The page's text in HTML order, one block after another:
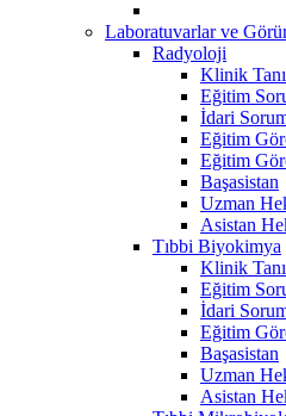
Laboratuvarlar ve
Radyoloji
Klinik
Eğitim
İdari
Eğitim
Eğitim
Başasistan
Uzman
Asistan
Tıbbi Biyokimya
Klinik
Eğitim
İdari
Eğitim
Başasistan
Uzman
Asistan